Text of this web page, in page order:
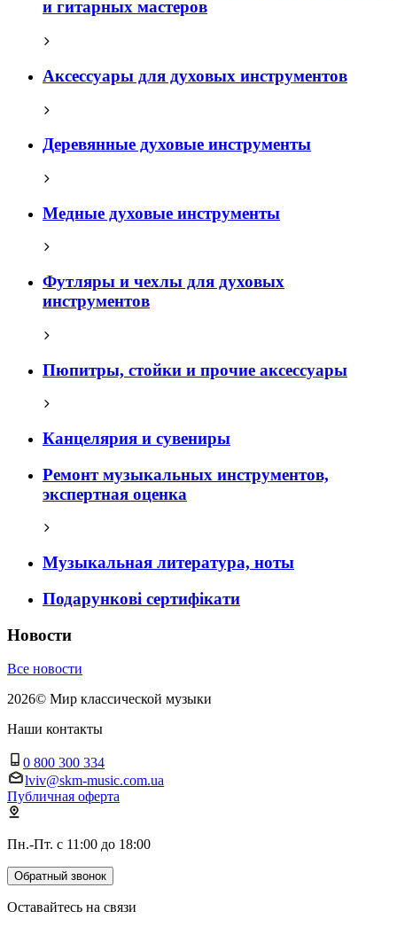
и гитарных мастеров
Аксессуары для духовых инструментов
Деревянные духовые инструменты
Медные духовые инструменты
Футляры и чехлы для духовых
инструментов
Пюпитры, стойки и прочие аксессуары
Канцелярия и сувениры
Ремонт музыкальных инструментов,
экспертная оценка
Музыкальная литература, ноты
Подарункові сертифікати
Новости
Все новости
2026© Мир классической музыки
Наши контакты
0 800 300 334
lviv@skm-music.com.ua
Публичная оферта
Пн.-Пт. с 11:00 до 18:00
Обратный звонок
Оставайтесь на связи